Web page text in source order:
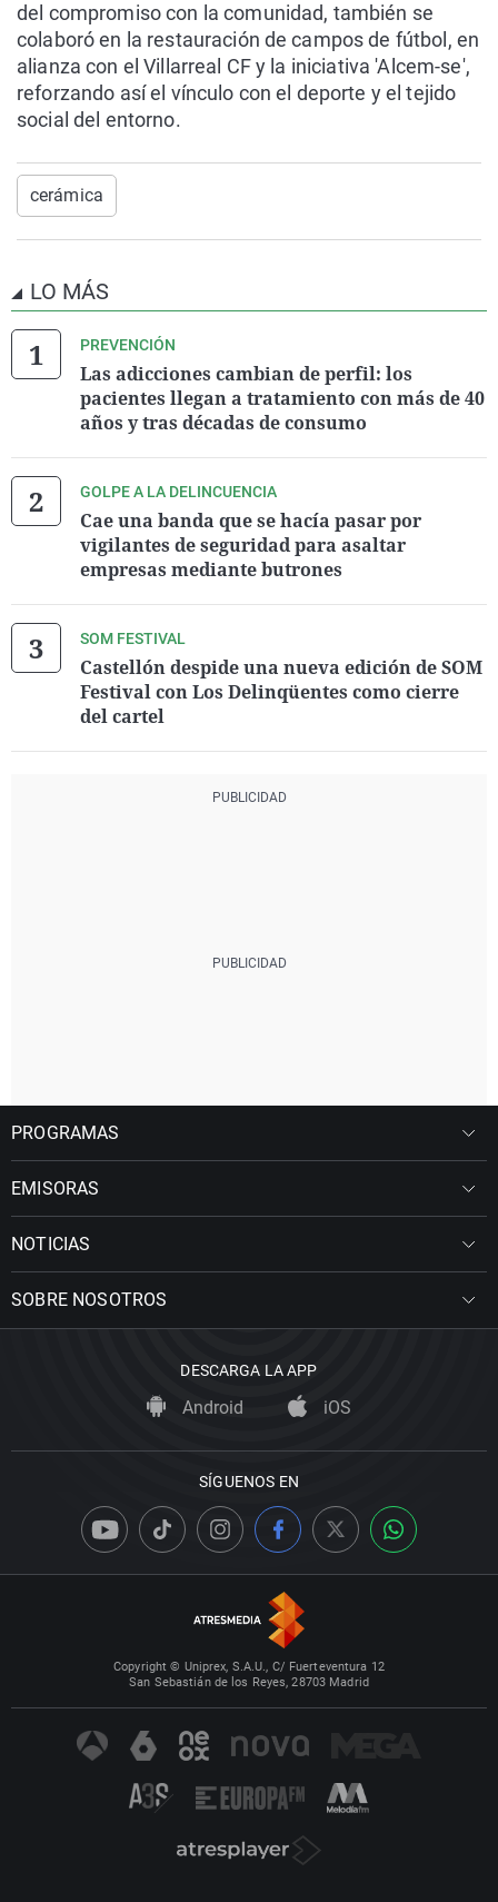
del compromiso con la comunidad, también se
colaboró en la restauración de campos de fútbol, en
alianza con el Villarreal CF y la iniciativa 'Alcem-se',
reforzando así el vínculo con el deporte y el tejido
social del entorno.
cerámica
LO MÁS
PREVENCIÓN
Las adicciones cambian de perfil: los
pacientes llegan a tratamiento con más de 40
años y tras décadas de consumo
GOLPE A LA DELINCUENCIA
Cae una banda que se hacía pasar por
vigilantes de seguridad para asaltar
empresas mediante butrones
SOM FESTIVAL
Castellón despide una nueva edición de SOM
Festival con Los Delinqüentes como cierre
del cartel
PROGRAMAS
EMISORAS
NOTICIAS
SOBRE NOSOTROS
DESCARGA LA APP
Android iOS
SÍGUENOS EN
Copyright © Uniprex, S.A.U., C/ Fuerteventura 12
San Sebastián de los Reyes, 28703 Madrid